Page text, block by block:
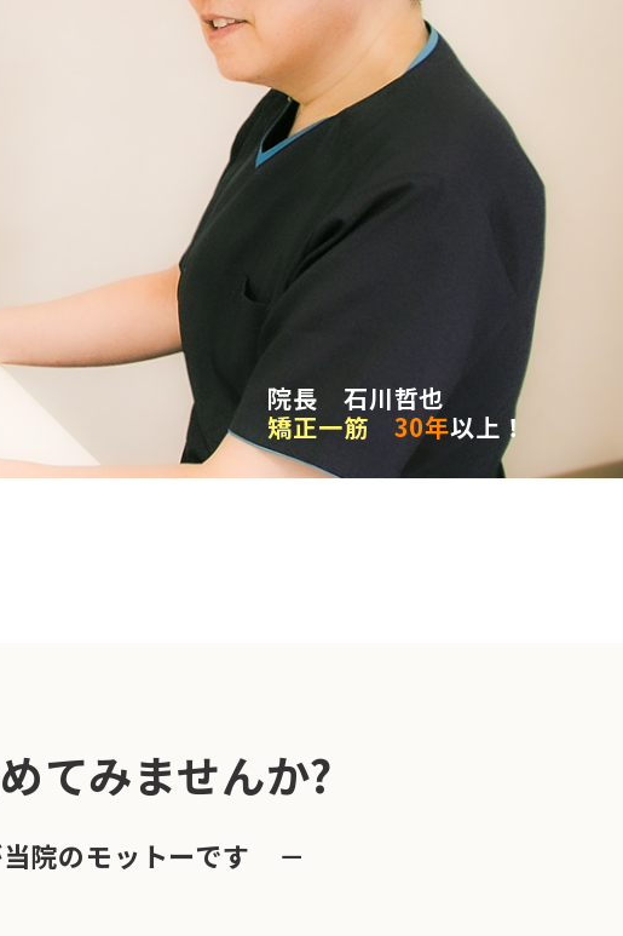
院長 石川哲也
矯正一筋
30年以上！
てみませんか?
院のモットーです －